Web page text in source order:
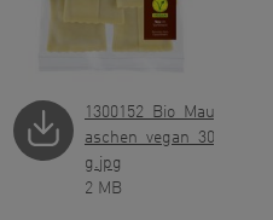
1300152_Bio_Mault
aschen_vegan_300
g.jpg
2 MB